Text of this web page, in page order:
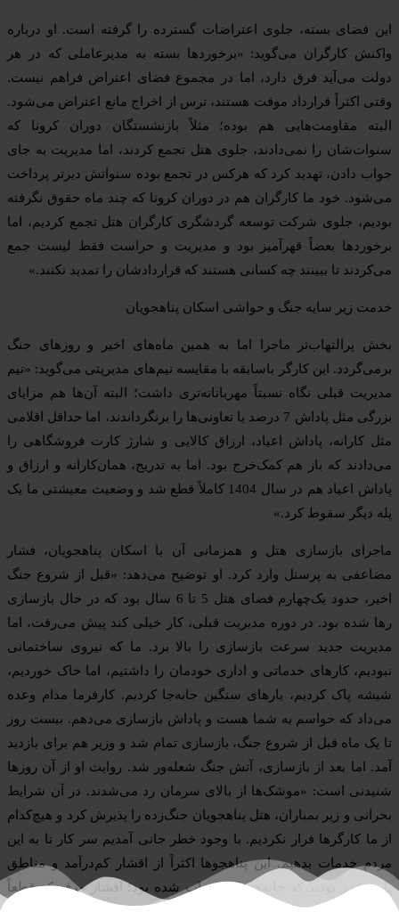
این فضای بسته، جلوی اعتراضات گسترده را گرفته است. او درباره
واکنش کارگران می‌گوید: «برخوردها بسته به مدیرعاملی که در هر
دولت می‌آید فرق دارد، اما در مجموع فضای اعتراض فراهم نیست.
وقتی اکثراً قرارداد موقت هستند، ترس از اخراج مانع اعتراض می‌شود.
البته مقاومت‌هایی هم بوده؛ مثلاً بازنشستگان دوران کرونا که
سنوات‌شان را نمی‌دادند، جلوی هتل تجمع کردند، اما مدیریت به جای
جواب دادن، تهدید کرد که هرکس در تجمع بوده سنواتش دیرتر پرداخت
می‌شود. خود ما کارگران هم در دوران کرونا که چند ماه حقوق نگرفته
بودیم، جلوی شرکت توسعه گردشگری کارگران هتل تجمع کردیم، اما
برخوردها بعضاً قهرآمیز بود و مدیریت و حراست فقط لیست جمع
می‌کردند تا ببینند چه کسانی هستند که قراردادشان را تمدید نکنند.»
خدمت زیر سایه جنگ و حواشی اسکان پناهجویان
بخش پرالتهاب‌تر ماجرا اما به همین ماه‌های اخیر و روزهای جنگ
برمی‌گردد. این کارگر باسابقه با مقایسه تیم‌های مدیریتی می‌گوید: «تیم
مدیریت قبلی نگاه نسبتاً مهربانانه‌تری داشت؛ البته آن‌ها هم مزایای
بزرگی مثل پاداش 7 درصد یا تعاونی‌ها را برنگرداندند، اما حداقل اقلامی
مثل کارانه، پاداش اعیاد، ارزاق کالایی و شارژ کارت فروشگاهی را
می‌دادند که باز هم کمک‌خرج بود. اما به تدریج، همان‌کارانه و ارزاق و
پاداش اعیاد هم در سال 1404 کاملاً قطع شد و وضعیت معیشتی ما یک
پله دیگر سقوط کرد.»
ماجرای بازسازی هتل و همزمانی آن با اسکان پناهجویان، فشار
مضاعفی به پرسنل وارد کرد. او توضیح می‌دهد: «قبل از شروع جنگ
اخیر، حدود یک‌چهارم فضای هتل 5 تا 6 سال بود که در حال بازسازی
رها شده بود. در دوره مدیریت قبلی، کار خیلی کند پیش می‌رفت، اما
مدیریت جدید سرعت بازسازی را بالا برد. ما که نیروی ساختمانی
نبودیم، کارهای خدماتی و اداری خودمان را داشتیم، اما خاک خوردیم،
شیشه پاک کردیم، بارهای سنگین جابه‌جا کردیم. کارفرما مدام وعده
می‌داد که حواسم به شما هست و پاداش بازسازی می‌دهم. بیست روز
تا یک ماه قبل از شروع جنگ، بازسازی تمام شد و وزیر هم برای بازدید
آمد. اما بعد از بازسازی، آتش جنگ شعله‌ور شد. روایت او از آن روزها
شنیدنی است: «موشک‌ها از بالای سرمان رد می‌شدند. در آن شرایط
بحرانی و زیر بمباران، هتل پناهجویان جنگ‌زده را پذیرش کرد و هیچ‌کدام
از ما کارگرها فرار نکردیم. با وجود خطر جانی آمدیم سر کار تا به این
مردم خدمات بدهیم. این پناهجوها اکثراً از اقشار کم‌درآمد و مناطق
پایین‌شهر بودند که خانه‌هایشان خراب شده بود؛ اقشار مرفه که قطعاً